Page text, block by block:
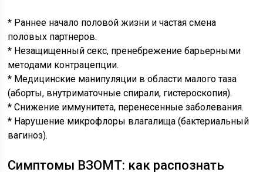
* Раннее начало половой жизни и частая смена
половых партнеров.
* Незащищенный секс, пренебрежение барьерными
методами контрацепции.
* Медицинские манипуляции в области малого таза
(аборты, внутриматочные спирали, гистероскопия).
* Снижение иммунитета, перенесенные заболевания.
* Нарушение микрофлоры влагалища (бактериальный
вагиноз).
Симптомы ВЗОМТ: как распознать